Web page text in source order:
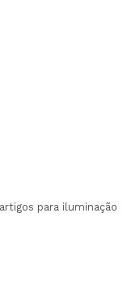
para iluminação